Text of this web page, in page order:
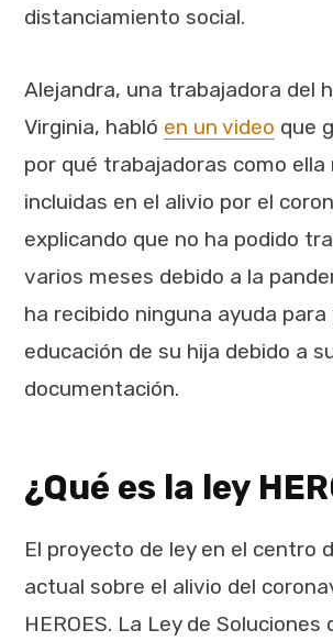
distanciamiento social.
Alejandra, una trabajadora del
Virginia, habló en un video que
por qué trabajadoras como
incluidas en el alivio por el
explicando que no ha podido
varios meses debido a la
ha recibido ninguna ayuda para
educación de su hija debido a
documentación.
¿Qué es la ley
El proyecto de ley en el centro
actual sobre el alivio del
HEROES. La Ley de Soluciones